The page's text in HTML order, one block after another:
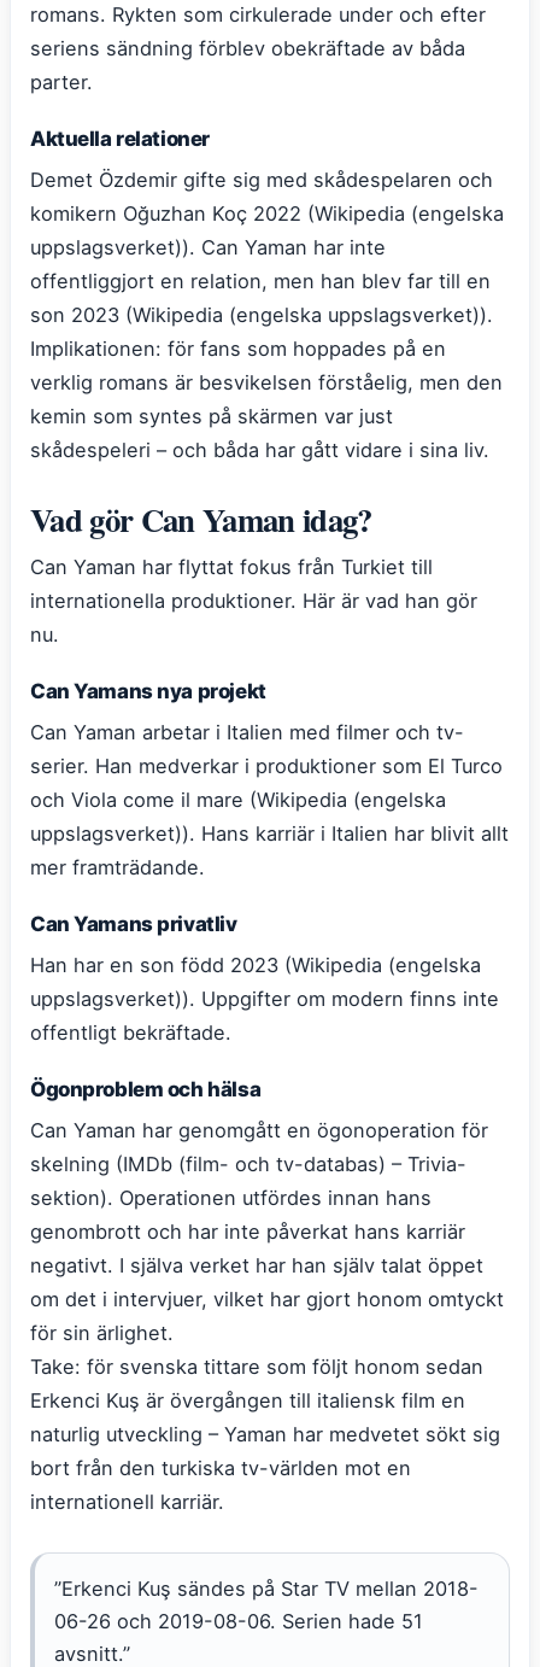
romans. Rykten som cirkulerade under och efter
seriens sändning förblev obekräftade av båda
parter.
Aktuella relationer
Demet Özdemir gifte sig med skådespelaren och
komikern Oğuzhan Koç 2022 (Wikipedia (engelska
uppslagsverket)). Can Yaman har inte
offentliggjort en relation, men han blev far till en
son 2023 (Wikipedia (engelska uppslagsverket)).
Implikationen: för fans som hoppades på en
verklig romans är besvikelsen förståelig, men den
kemin som syntes på skärmen var just
skådespeleri – och båda har gått vidare i sina liv.
Vad gör Can Yaman idag?
Can Yaman har flyttat fokus från Turkiet till
internationella produktioner. Här är vad han gör
nu.
Can Yamans nya projekt
Can Yaman arbetar i Italien med filmer och tv-
serier. Han medverkar i produktioner som El Turco
och Viola come il mare (Wikipedia (engelska
uppslagsverket)). Hans karriär i Italien har blivit allt
mer framträdande.
Can Yamans privatliv
Han har en son född 2023 (Wikipedia (engelska
uppslagsverket)). Uppgifter om modern finns inte
offentligt bekräftade.
Ögonproblem och hälsa
Can Yaman har genomgått en ögonoperation för
skelning (IMDb (film- och tv-databas) – Trivia-
sektion). Operationen utfördes innan hans
genombrott och har inte påverkat hans karriär
negativt. I själva verket har han själv talat öppet
om det i intervjuer, vilket har gjort honom omtyckt
för sin ärlighet.
Take: för svenska tittare som följt honom sedan
Erkenci Kuş är övergången till italiensk film en
naturlig utveckling – Yaman har medvetet sökt sig
bort från den turkiska tv-världen mot en
internationell karriär.
”Erkenci Kuş sändes på Star TV mellan 2018-
06-26 och 2019-08-06. Serien hade 51
avsnitt.”